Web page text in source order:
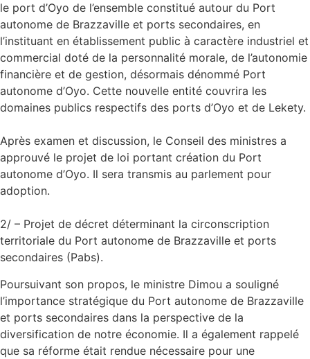
le port d’Oyo de l’ensemble constitué autour du Port
autonome de Brazzaville et ports secondaires, en
l’instituant en établissement public à caractère industriel et
commercial doté de la personnalité morale, de l’autonomie
financière et de gestion, désormais dénommé Port
autonome d’Oyo. Cette nouvelle entité couvrira les
domaines publics respectifs des ports d’Oyo et de Lekety.
Après examen et discussion, le Conseil des ministres a
approuvé le projet de loi portant création du Port
autonome d’Oyo. Il sera transmis au parlement pour
adoption.
2/ – Projet de décret déterminant la circonscription
territoriale du Port autonome de Brazzaville et ports
secondaires (Pabs).
Poursuivant son propos, le ministre Dimou a souligné
l’importance stratégique du Port autonome de Brazzaville
et ports secondaires dans la perspective de la
diversification de notre économie. Il a également rappelé
que sa réforme était rendue nécessaire pour une